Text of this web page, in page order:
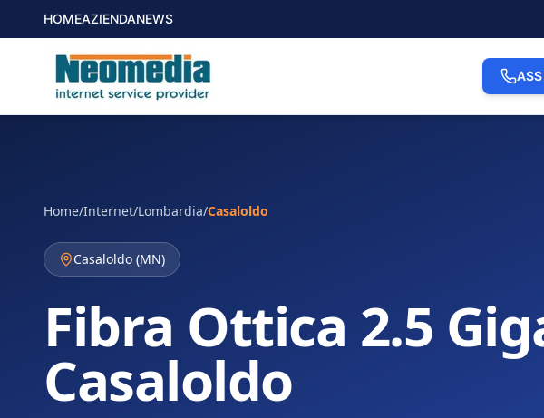
HOMEAZIENDANEWS
Home/Internet/Lombardia/Casaloldo
Casaloldo (MN)
Fibra Ottica 2.5
Casaloldo